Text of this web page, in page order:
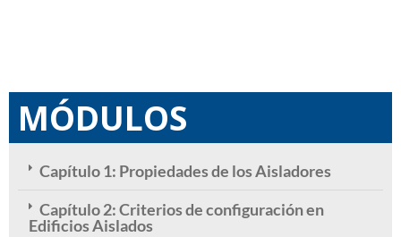
MÓDULOS
Capítulo 1: Propiedades de los Aisladores
Capítulo 2: Criterios de configuración en
Edificios Aislados